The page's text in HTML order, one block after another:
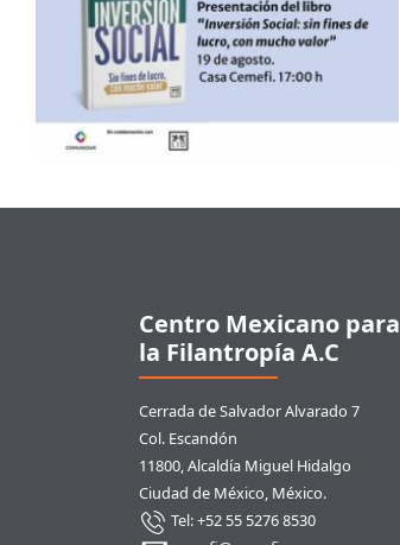
Centro Mexicano para
la Filantropía A.C
Cerrada de Salvador Alvarado 7
Col. Escandón
11800, Alcaldía Miguel Hidalgo
Ciudad de México, México.
Tel: +52 55 5276 8530